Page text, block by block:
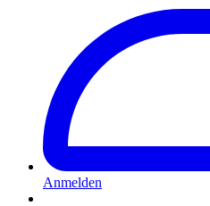
Anmelden